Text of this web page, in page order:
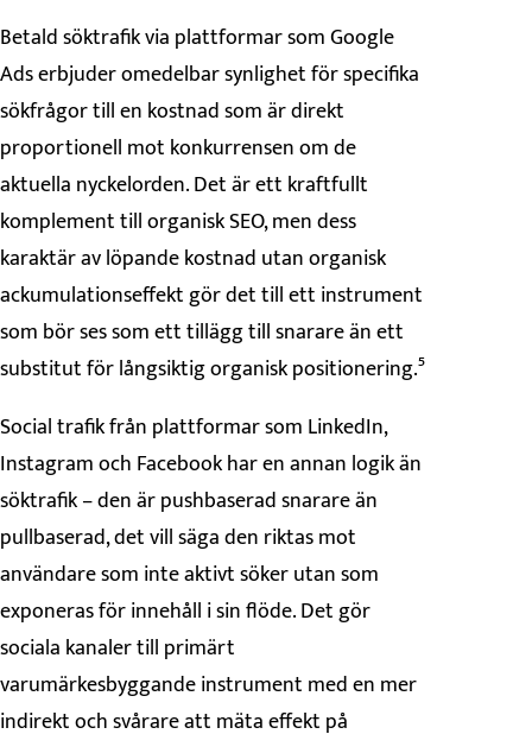
Betald söktrafik via plattformar som Google
Ads erbjuder omedelbar synlighet för specifika
sökfrågor till en kostnad som är direkt
proportionell mot konkurrensen om de
aktuella nyckelorden. Det är ett kraftfullt
komplement till organisk SEO, men dess
karaktär av löpande kostnad utan organisk
ackumulationseffekt gör det till ett instrument
som bör ses som ett tillägg till snarare än ett
substitut för långsiktig organisk positionering.⁵
Social trafik från plattformar som LinkedIn,
Instagram och Facebook har en annan logik än
söktrafik – den är pushbaserad snarare än
pullbaserad, det vill säga den riktas mot
användare som inte aktivt söker utan som
exponeras för innehåll i sin flöde. Det gör
sociala kanaler till primärt
varumärkesbyggande instrument med en mer
indirekt och svårare att mäta effekt på